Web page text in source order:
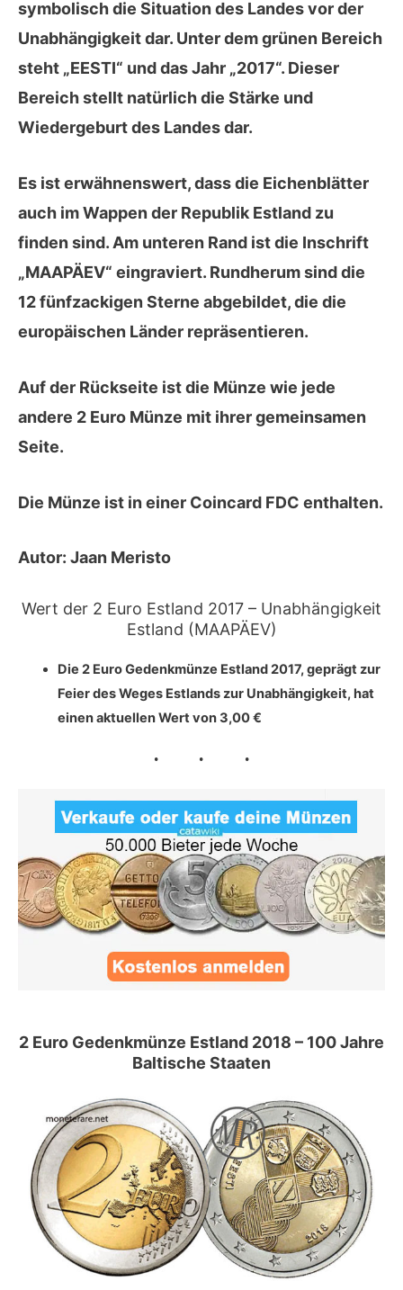
symbolisch die Situation des Landes vor der
Unabhängigkeit dar. Unter dem grünen Bereich
steht „EESTI“ und das Jahr „2017“. Dieser
Bereich stellt natürlich die Stärke und
Wiedergeburt des Landes dar.
Es ist erwähnenswert, dass die Eichenblätter
auch im Wappen der Republik Estland zu
finden sind. Am unteren Rand ist die Inschrift
„MAAPÄEV“ eingraviert. Rundherum sind die
12 fünfzackigen Sterne abgebildet, die die
europäischen Länder repräsentieren.
Auf der Rückseite ist die Münze wie jede
andere 2 Euro Münze mit ihrergemeinsamen
Seite.
Die Münze ist in einer Coincard FDC enthalten.
Autor: Jaan Meristo
Wert der 2 Euro Estland 2017 – Unabhängigkeit
Estland (MAAPÄEV)
Die 2 Euro Gedenkmünze Estland2017, geprägt zur
Feier des Weges Estlands zur Unabhängigkeit, hat
einen aktuellen Wert von3,00 €
2 Euro Gedenkmünze Estland 2018 – 100 Jahre
Baltische Staaten